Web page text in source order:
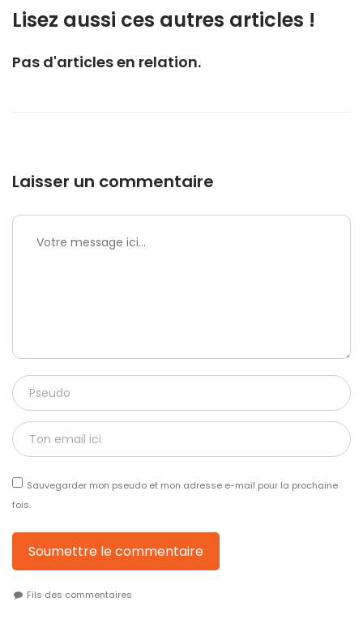
Lisez aussi ces autres articles !
Pas d'articles en relation.
Laisser un commentaire
Sauvegarder mon pseudo et mon adresse e-mail pour la prochaine
fois.
Soumettre le commentaire
Fils des commentaires